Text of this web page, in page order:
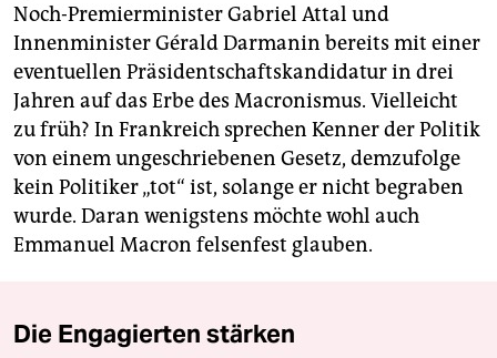
Noch-Premierminister Gabriel Attal und
Innenminister Gérald Darmanin bereits mit einer
eventuellen Präsidentschaftskandidatur in drei
Jahren auf das Erbe des Macronismus. Vielleicht
zu früh? In Frankreich sprechen Kenner der Politik
von einem ungeschriebenen Gesetz, demzufolge
kein Politiker „tot“ ist, solange er nicht begraben
wurde. Daran wenigstens möchte wohl auch
Emmanuel Macron felsenfest glauben.
Die Engagierten stärken